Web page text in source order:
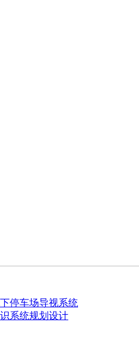
停车场导视系统
系统规划设计